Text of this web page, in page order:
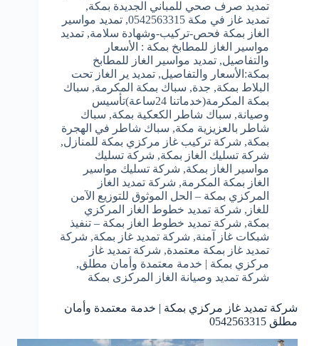
تمديد صرف صحي للمباني الجديدة بمكة,
تمديد غاز في مكة 0542563315
, تمديد مواسير
الغاز بمكة فحص-تركيب-وشهادة سلامة, تمديد
مواسير الغاز للمطابخ بمكة : الأسعار
والتفاصيل, تمديد مواسير الغاز للمطابخ
بمكة:الأسعار والتفاصيل, تمديد ير الغاز تحت
البلاط بمكة, جدة, سباك بمكة المكرمة, سباك
بمكة المكرمة(خدماتنا 24ساعة)تأسيس
وصيانة, سباك شاطر الكعكية بمكة, سباك
شاطر بالعزيزية مكة, سباك شاطر في الهجرة
بمكة, شركة تركيب غاز مركزي بمكة للمنازل,
شركة تسليك الغاز بمكة, شركة تسليك
مواسير الغاز بمكة, شركة تسليك مواسير
الغاز بمكة المكرمة, شركة تمديد الغاز
المركزي بمكة – الحل الموثوق للتوزيع الآمن
للغاز , شركة تمديد خطوط الغاز المركزي
بمكة, شركة تمديد خطوط الغاز بمكة – تنفيذ
شبكات غاز آمنة, شركة تمديد غاز بمكة, شركة
تمديد غاز بمكة معتمدة, شركة تمديد غاز
مركزي بمكة | خدمة معتمدة وأمان مطلق,
شركة تمديد وصيانة الغاز المركزى بمكة
شركة تمديد غاز مركزي بمكة | خدمة معتمدة وأمان
مطلق 0542563315